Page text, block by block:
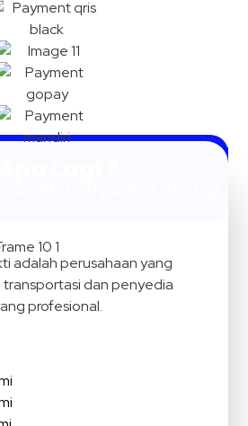
Lagi ?
adalah perusahaan yang
dan penyedia
profesional.